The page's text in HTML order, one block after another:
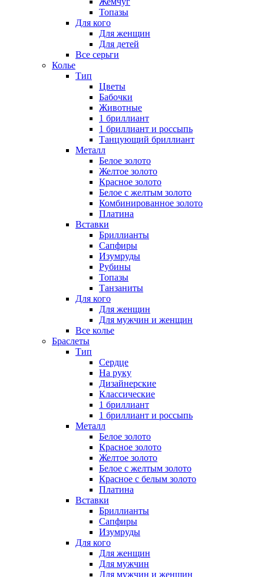
Топазы
Для кого
Для женщин
Для детей
Все серьги
Колье
Тип
Цветы
Бабочки
Животные
1 бриллиант
1 бриллиант и россыпь
Танцующий бриллиант
Металл
Белое золото
Желтое золото
Красное золото
Белое с желтым золото
Комбинированное золото
Платина
Вставки
Бриллианты
Сапфиры
Изумруды
Рубины
Топазы
Танзаниты
Для кого
Для женщин
Для мужчин и женщин
Все колье
Браслеты
Тип
Сердце
На руку
Дизайнерские
Классические
1 бриллиант
1 бриллиант и россыпь
Металл
Белое золото
Красное золото
Желтое золото
Белое с желтым золото
Красное с белым золото
Платина
Вставки
Бриллианты
Сапфиры
Изумруды
Для кого
Для женщин
Для мужчин
Для мужчин и женщин